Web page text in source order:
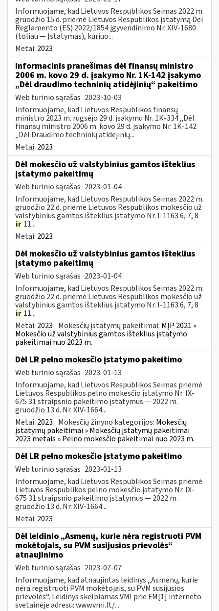
Informuojame, kad Lietuvos Respublikos Seimas 2022 m.
gruodžio 15 d. priėmė Lietuvos Respublikos įstatymą Dėl
Reglamento (ES) 2022/1854 įgyvendinimo Nr. XIV-1680
(toliau — Įstatymas), kuriuo...
Metai: 2023
Informacinis pranešimas dėl finansų ministro
2006 m. kovo 29 d. įsakymo Nr. 1K-142 įsakymo
„Dėl draudimo techninių atidėjinių“ pakeitimo
Web turinio sąrašas 2023-10-03
Informuojame, kad Lietuvos Respublikos finansų
ministro 2023 m. rugsėjo 29 d. įsakymu Nr. 1K-334 „Dėl
finansų ministro 2006 m. kovo 29 d. įsakymo Nr. 1K-142
„Dėl Draudimo techninių atidėjinių...
Metai: 2023
Dėl mokesčio už valstybinius gamtos išteklius
įstatymo pakeitimų
Web turinio sąrašas 2023-01-04
Informuojame, kad Lietuvos Respublikos Seimas 2022 m.
gruodžio 22 d. priėmė Lietuvos Respublikos mokesčio už
valstybinius gamtos išteklius įstatymo Nr. I-1163 6, 7, 8
ir 11...
Metai: 2023
Dėl mokesčio už valstybinius gamtos išteklius
įstatymo pakeitimų
Web turinio sąrašas 2023-01-04
Informuojame, kad Lietuvos Respublikos Seimas 2022 m.
gruodžio 22 d. priėmė Lietuvos Respublikos mokesčio už
valstybinius gamtos išteklius įstatymo Nr. I-1163 6, 7, 8
ir 11...
Metai: 2023 Mokesčių įstatymų pakeitimai: MĮP 2021 »
Mokesčio už valstybinius gamtos išteklius įstatymo
pakeitimai nuo 2023 m.
Dėl LR pelno mokesčio įstatymo pakeitimo
Web turinio sąrašas 2023-01-13
Informuojame, kad Lietuvos Respublikos Seimas priėmė
Lietuvos Respublikos pelno mokesčio įstatymo Nr. IX-
675 31 straipsnio pakeitimo įstatymus — 2022 m.
gruodžio 13 d. Nr. XIV-1664...
Metai: 2023 Mokesčių žinyno kategorijos: Mokesčių
įstatymų pakeitimai » Mokesčių įstatymų pakeitimai
2023 metais » Pelno mokesčio pakeitimai nuo 2023 m.
Dėl LR pelno mokesčio įstatymo pakeitimo
Web turinio sąrašas 2023-01-13
Informuojame, kad Lietuvos Respublikos Seimas priėmė
Lietuvos Respublikos pelno mokesčio įstatymo Nr. IX-
675 31 straipsnio pakeitimo įstatymus — 2022 m.
gruodžio 13 d. Nr. XIV-1664...
Metai: 2023
Dėl leidinio „Asmenų, kurie nėra registruoti PVM
mokėtojais, su PVM susijusios prievolės“
atnaujinimo
Web turinio sąrašas 2023-07-07
Informuojame, kad atnaujintas leidinys „Asmenų, kurie
nėra registruoti PVM mokėtojais, su PVM susijusios
prievolės“. Leidinys skelbiamas VMI prie FM[1] interneto
svetainėje adresu: www.vmi.lt/...